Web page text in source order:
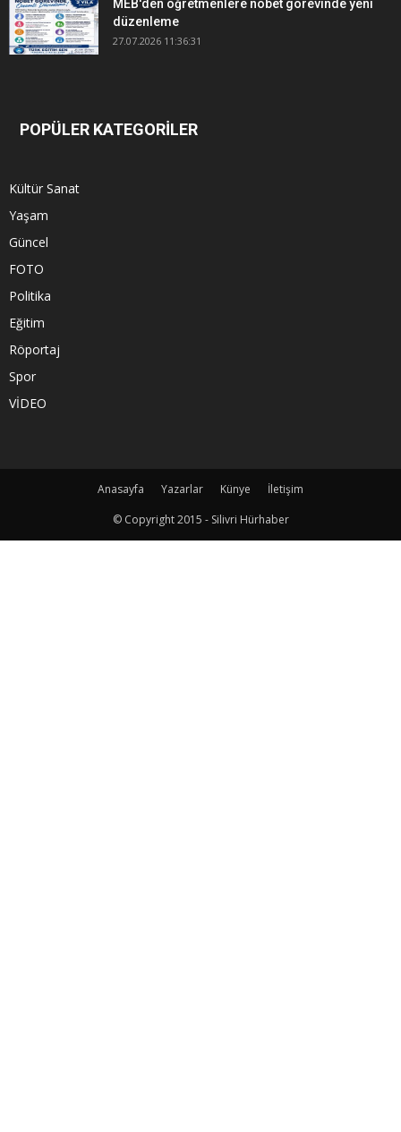
MEB'den öğretmenlere nöbet görevinde yeni
düzenleme
27.07.2026 11:36:31
POPÜLER KATEGORİLER
Kültür Sanat
Yaşam
Güncel
FOTO
Politika
Eğitim
Röportaj
Spor
VİDEO
Anasayfa Yazarlar Künye
İletişim
© Copyright 2015 - Silivri Hürhaber